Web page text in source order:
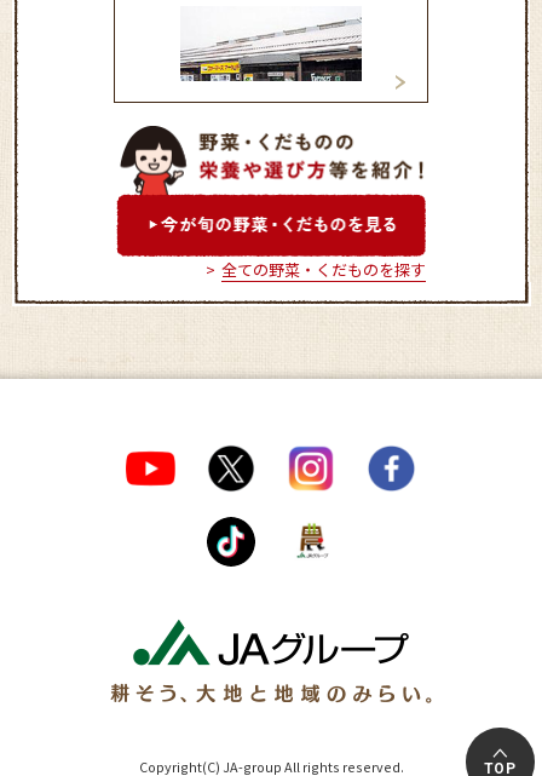
ファーマーズマーケット
ファーマーズマ
川店
全ての野菜・くだものを探す
Copyright(C) JA-group All rights reserved. TOP